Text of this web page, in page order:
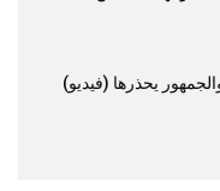
يحذرها (فيديو)